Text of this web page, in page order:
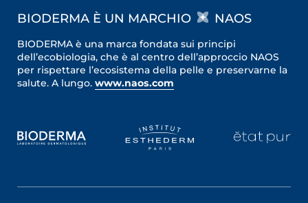
BIODERMA È UN MARCHIO NAOS
BIODERMA è una marca fondata sui principi
dell’ecobiologia, che è al centro dell’approccio NAOS
per rispettare l’ecosistema della pelle e preservarne la
salute. A lungo. www.naos.com